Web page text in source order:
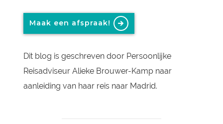
Maak een afspraak!
Dit blog is geschreven door Persoonlijke
Reisadviseur Alieke Brouwer-Kamp naar
aanleiding van haar reis naar Madrid.